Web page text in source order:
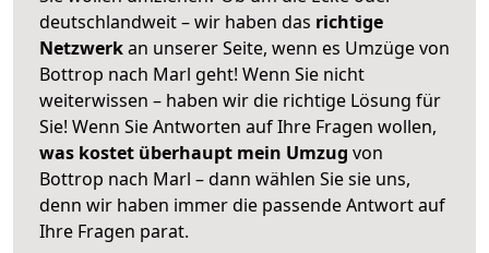
deutschlandweit – wir haben das richtige
Netzwerkan unserer Seite, wenn es Umzüge von
Bottrop nach Marl geht! Wenn Sie nicht
weiterwissen – haben wir die richtige Lösung für
Sie! Wenn Sie Antworten auf Ihre Fragen wollen,
was kostet überhaupt mein Umzug von
Bottrop nach Marl – dann wählen Sie sie uns,
denn wir haben immer die passende Antwort auf
Ihre Fragen parat.